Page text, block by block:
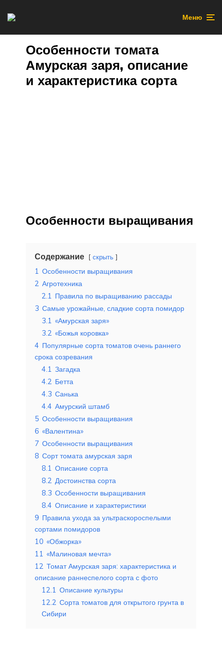
Меню
Особенности томата
Амурская заря, описание
и характеристика сорта
Особенности выращивания
Содержание скрыть
1 Особенности выращивания
2 Агротехника
2.1 Правила по выращиванию рассады
3 Самые урожайные, сладкие сорта помидор
3.1 «Амурская заря»
3.2 «Божья коровка»
4 Популярные сорта томатов очень раннего
срока созревания
4.1 Загадка
4.2 Бетта
4.3 Санька
4.4 Амурский штамб
5 Особенности выращивания
6 «Валентина»
7 Особенности выращивания
8 Сорт томата амурская заря
8.1 Описание сорта
8.2 Достоинства сорта
8.3 Особенности выращивания
8.4 Описание и характеристики
9 Правила ухода за ультраскороспелыми
сортами помидоров
10 «Обжорка»
11 «Малиновая мечта»
12 Томат Амурская заря: характеристика и
описание раннеспелого сорта с фото
12.1 Описание культуры
12.2 Сорта томатов для открытого грунта в
Сибири